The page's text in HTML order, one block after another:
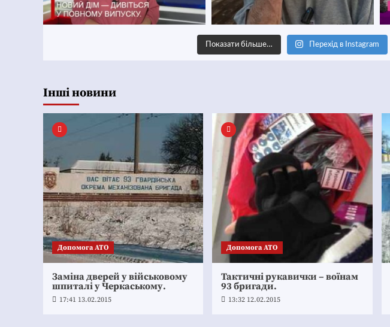
Показати більше… Перехід в Instagram
Інші новини
Допомога АТО
Заміна дверей у військовому
шпиталі у Черкаському.
17:41 13.02.2015
Допомога АТО
Тактичні рукавички – воїнам
93 бригади.
13:32 12.02.2015